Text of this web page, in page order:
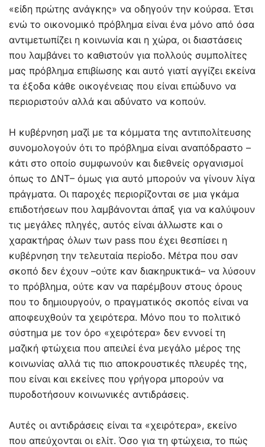
«είδη πρώτης ανάγκης» να οδηγούν την κούρσα. Έτσι
ενώ το οικονομικό πρόβλημα είναι ένα μόνο από όσα
αντιμετωπίζει η κοινωνία και η χώρα, οι διαστάσεις
που λαμβάνει το καθιστούν για πολλούς συμπολίτες
μας πρόβλημα επιβίωσης και αυτό γιατί αγγίζει εκείνα
τα έξοδα κάθε οικογένειας που είναι επώδυνο να
περιοριστούν αλλά και αδύνατο να κοπούν.
Η κυβέρνηση μαζί με τα κόμματα της αντιπολίτευσης
συνομολογούν ότι το πρόβλημα είναι αναπόδραστο –
κάτι στο οποίο συμφωνούν και διεθνείς οργανισμοί
όπως το ΔΝΤ– όμως για αυτό μπορούν να γίνουν λίγα
πράγματα. Οι παροχές περιορίζονται σε μια γκάμα
επιδοτήσεων που λαμβάνονται άπαξ για να καλύψουν
τις μεγάλες πληγές, αυτός είναι άλλωστε και ο
χαρακτήρας όλων των pass που έχει θεσπίσει η
κυβέρνηση την τελευταία περίοδο. Μέτρα που σαν
σκοπό δεν έχουν –ούτε καν διακηρυκτικά– να λύσουν
το πρόβλημα, ούτε καν να παρέμβουν στους όρους
που το δημιουργούν, ο πραγματικός σκοπός είναι να
αποφευχθούν τα χειρότερα. Μόνο που το πολιτικό
σύστημα με τον όρο «χειρότερα» δεν εννοεί τη
μαζική φτώχεια που απειλεί ένα μεγάλο μέρος της
κοινωνίας αλλά τις πιο αποκρουστικές πλευρές της,
που είναι και εκείνες που γρήγορα μπορούν να
πυροδοτήσουν κοινωνικές αντιδράσεις.
Αυτές οι αντιδράσεις είναι τα «χειρότερα», εκείνο
που απεύχονται οι ελίτ. Όσο για τη φτώχεια, το πώς